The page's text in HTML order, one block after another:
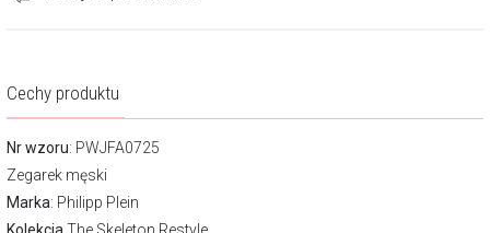
Cechy produktu
Nr wzoru: PWJFA0725
Zegarek męski
Marka: Philipp Plein